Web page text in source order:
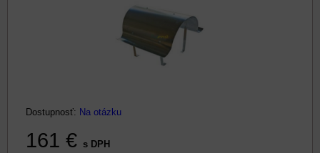
Dostupnosť: Na otázku
161 € s DPH